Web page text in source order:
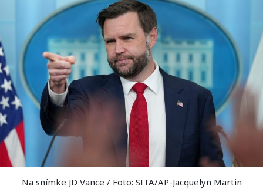
Na snímke JD Vance / Foto: SITA/AP-Jacquelyn Martin